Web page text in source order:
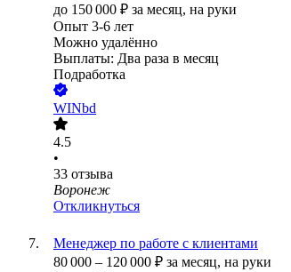
до 150 000 ₽ за месяц, на руки
Опыт 3-6 лет
Можно удалённо
Выплаты: Два раза в месяц
Подработка
WINbd
4.5
•
33 отзыва
Воронеж
Откликнуться
Менеджер по работе с клиентами
80 000 – 120 000 ₽ за месяц, на руки